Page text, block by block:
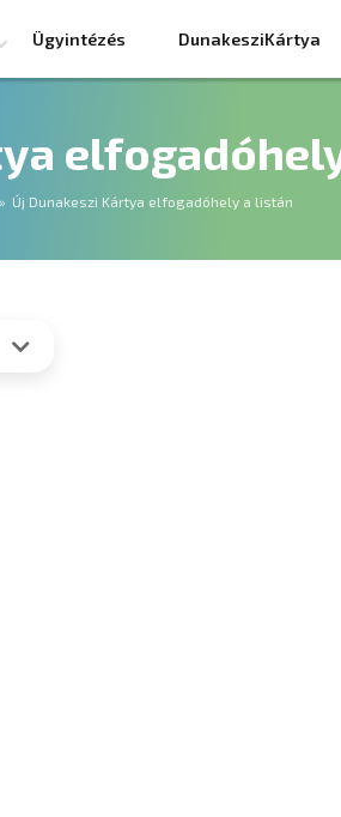
Ügyintézés DunakesziKártya
Új Dunakeszi Kártya elfogadóhely a listán